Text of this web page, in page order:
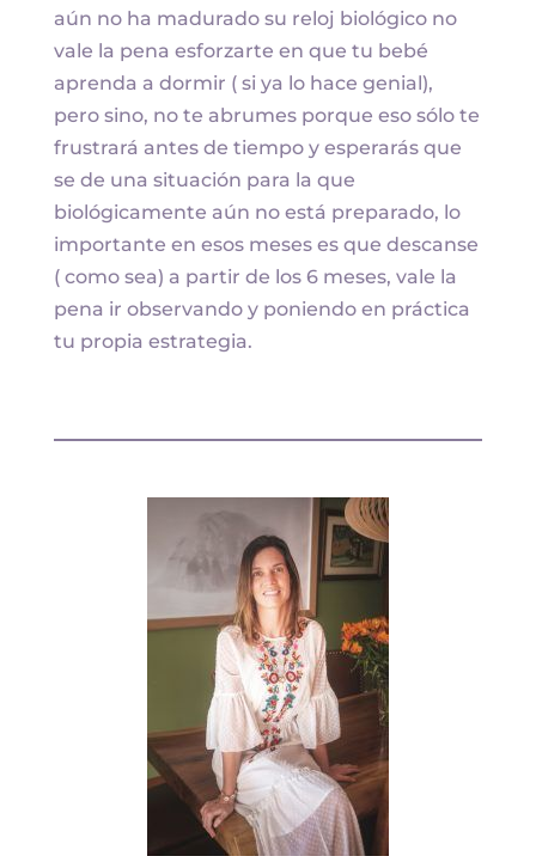
aún no ha madurado su reloj biológico no
vale la pena esforzarte en que tu bebé
aprenda a dormir ( si ya lo hace genial),
pero sino, no te abrumes porque eso sólo te
frustrará antes de tiempo y esperarás que
se de una situación para la que
biológicamente aún no está preparado, lo
importante en esos meses es que descanse
( como sea) a partir de los 6 meses, vale la
pena ir observando y poniendo en práctica
tu propia estrategia.